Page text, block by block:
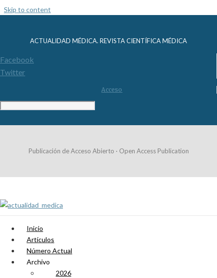
Skip to content
ACTUALIDAD MÉDICA. REVISTA CIENTÍFICA MÉDICA
Facebook
Twitter
Acceso
Publicación de Acceso Abierto · Open Access Publication
Inicio
Artículos
Número Actual
Archivo
2026